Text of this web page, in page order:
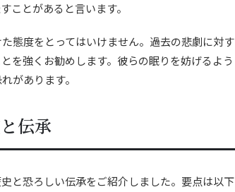
ことがあると言います。
態度をとってはいけません。過去の悲劇に対す
を強くお勧めします。彼らの眠りを妨げるよう
があります。
伝承
と恐ろしい伝承をご紹介しました。要点は以下